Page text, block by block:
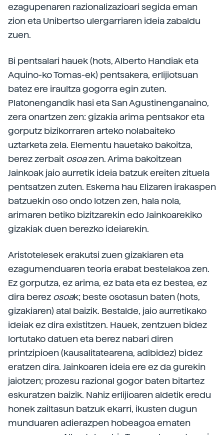
ezagupenaren razionalizazioari segida eman
zion eta Unibertso ulergarriaren ideia zabaldu
zuen.
Bi pentsalari hauek (hots, Alberto Handiak eta
Aquino-ko Tomas-ek) pentsakera, erlijiotsuan
batez ere iraultza gogorra egin zuten.
Platonengandik hasi eta San Agustinenganaino,
zera onartzen zen: gizakia arima pentsakor eta
gorputz bizikorraren arteko nolabaiteko
uztarketa zela. Elementu hauetako bakoitza,
berez zerbait osoazen. Arima bakoitzean
Jainkoak jaio aurretik ideia batzuk ereiten zituela
pentsatzen zuten. Eskema hau Elizaren irakaspen
batzuekin oso ondo lotzen zen, hala nola,
arimaren betiko bizitzarekin edo Jainkoarekiko
gizakiak duen berezko ideiarekin.
Aristotelesek erakutsi zuen gizakiaren eta
ezagumenduaren teoria erabat bestelakoa zen.
Ez gorputza, ez arima, ez bata eta ez bestea, ez
dira berez osoak; beste osotasun baten (hots,
gizakiaren) atal baizik. Bestalde, jaio aurretikako
ideiak ez dira existitzen. Hauek, zentzuen bidez
lortutako datuen eta berez nabari diren
printzipioen (kausalitatearena, adibidez) bidez
eratzen dira. Jainkoaren ideia ere ez da gurekin
jaiotzen; prozesu razional gogor baten bitartez
eskuratzen baizik. Nahiz erlijioaren aldetik eredu
honek zailtasun batzuk ekarri, ikusten dugun
munduaren adierazpen hobeagoa ematen